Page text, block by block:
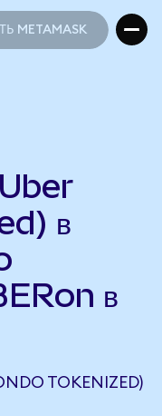
METAMASK
Uber
в
в
TOKENIZED)